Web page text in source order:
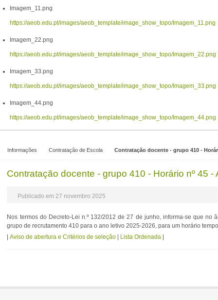
Imagem_11.png
https://aeob.edu.pt/images/aeob_template/image_show_topo/Imagem_11.png
Imagem_22.png
https://aeob.edu.pt/images/aeob_template/image_show_topo/Imagem_22.png
Imagem_33.png
https://aeob.edu.pt/images/aeob_template/image_show_topo/Imagem_33.png
Imagem_44.png
https://aeob.edu.pt/images/aeob_template/image_show_topo/Imagem_44.png
Informações Contratação de Escola Contratação docente - grupo 410 -
Contratação docente - grupo 410 - Horário nº 45
Publicado em 27 novembro 2025
Nos termos do Decreto-Lei n.º 132/2012 de 27 de junho, informa-se que
grupo de recrutamento 410 para o ano letivo 2025-2026, para um horário
|Aviso de abertura e Critérios de seleção Lista Ordenada